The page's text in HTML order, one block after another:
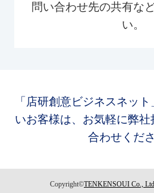
問い合わせ先の共有な
い。
「店研創意ビジネスネッ
いお客様は、お気軽に弊
合わせくださ
Copyright©TENKENSOUI Co., Ltd.